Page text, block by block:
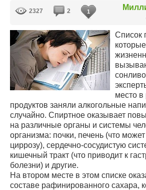
2327 2 1
Список
место в
продуктов заняли алкогольные
случайно. Спиртное оказывает
на различные органы и системы
организма: почки, печень (что
циррозу), сердечно-сосудистую
кишечный тракт (что приводит к
болезни) и другие.
На втором месте в этом списке
составе рафинированного сахара,